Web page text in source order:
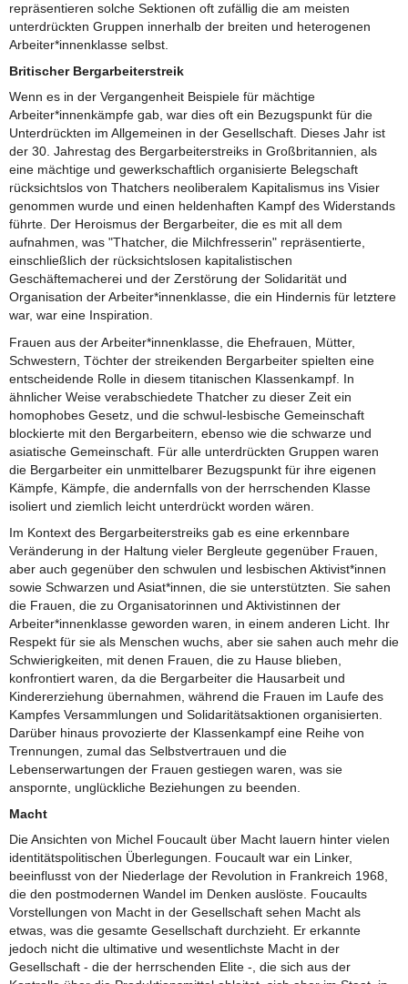
repräsentieren solche Sektionen oft zufällig die am meisten
unterdrückten Gruppen innerhalb der breiten und heterogenen
Arbeiter*innenklasse selbst.
Britischer Bergarbeiterstreik
Wenn es in der Vergangenheit Beispiele für mächtige
Arbeiter*innenkämpfe gab, war dies oft ein Bezugspunkt für die
Unterdrückten im Allgemeinen in der Gesellschaft. Dieses Jahr ist
der 30. Jahrestag des Bergarbeiterstreiks in Großbritannien, als
eine mächtige und gewerkschaftlich organisierte Belegschaft
rücksichtslos von Thatchers neoliberalem Kapitalismus ins Visier
genommen wurde und einen heldenhaften Kampf des Widerstands
führte. Der Heroismus der Bergarbeiter, die es mit all dem
aufnahmen, was "Thatcher, die Milchfresserin" repräsentierte,
einschließlich der rücksichtslosen kapitalistischen
Geschäftemacherei und der Zerstörung der Solidarität und
Organisation der Arbeiter*innenklasse, die ein Hindernis für letztere
war, war eine Inspiration.
Frauen aus der Arbeiter*innenklasse, die Ehefrauen, Mütter,
Schwestern, Töchter der streikenden Bergarbeiter spielten eine
entscheidende Rolle in diesem titanischen Klassenkampf. In
ähnlicher Weise verabschiedete Thatcher zu dieser Zeit ein
homophobes Gesetz, und die schwul-lesbische Gemeinschaft
blockierte mit den Bergarbeitern, ebenso wie die schwarze und
asiatische Gemeinschaft. Für alle unterdrückten Gruppen waren
die Bergarbeiter ein unmittelbarer Bezugspunkt für ihre eigenen
Kämpfe, Kämpfe, die andernfalls von der herrschenden Klasse
isoliert und ziemlich leicht unterdrückt worden wären.
Im Kontext des Bergarbeiterstreiks gab es eine erkennbare
Veränderung in der Haltung vieler Bergleute gegenüber Frauen,
aber auch gegenüber den schwulen und lesbischen Aktivist*innen
sowie Schwarzen und Asiat*innen, die sie unterstützten. Sie sahen
die Frauen, die zu Organisatorinnen und Aktivistinnen der
Arbeiter*innenklasse geworden waren, in einem anderen Licht. Ihr
Respekt für sie als Menschen wuchs, aber sie sahen auch mehr die
Schwierigkeiten, mit denen Frauen, die zu Hause blieben,
konfrontiert waren, da die Bergarbeiter die Hausarbeit und
Kindererziehung übernahmen, während die Frauen im Laufe des
Kampfes Versammlungen und Solidaritätsaktionen organisierten.
Darüber hinaus provozierte der Klassenkampf eine Reihe von
Trennungen, zumal das Selbstvertrauen und die
Lebenserwartungen der Frauen gestiegen waren, was sie
anspornte, unglückliche Beziehungen zu beenden.
Macht
Die Ansichten von Michel Foucault über Macht lauern hinter vielen
identitätspolitischen Überlegungen. Foucault war ein Linker,
beeinflusst von der Niederlage der Revolution in Frankreich 1968,
die den postmodernen Wandel im Denken auslöste. Foucaults
Vorstellungen von Macht in der Gesellschaft sehen Macht als
etwas, was die gesamte Gesellschaft durchzieht. Er erkannte
jedoch nicht die ultimative und wesentlichste Macht in der
Gesellschaft - die der herrschenden Elite -, die sich aus der